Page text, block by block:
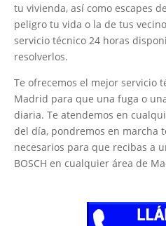
tu vivienda, así como escapes
peligro tu vida o la de tus
servicio técnico 24 horas
resolverlos.
Te ofrecemos el mejor servicio
Madrid para que una fuga o
diaria. Te atendemos en
del día, pondremos en marcha
necesarios para que recibas a
BOSCH en cualquier área de